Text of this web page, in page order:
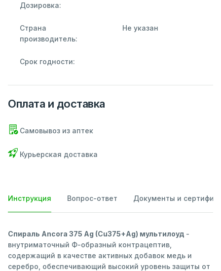
Дозировка:
Страна
производитель:
Не указан
Срок годности:
Оплата и доставка
Самовывоз из аптек
Курьерская доставка
Инструкция Вопрос-ответ Документы и
Спираль Ancora 375 Ag (Cu375+Ag) мультилоуд -
внутриматочный Ф-образный контрацептив,
содержащий в качестве активных добавок медь и
серебро, обеспечивающий высокий уровень защиты от